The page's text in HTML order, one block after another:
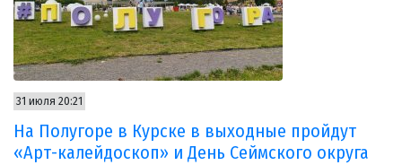
31 июля 20:21
На Полугоре в Курске в выходные пройдут
«Арт-калейдоскоп» и День Сеймского округа